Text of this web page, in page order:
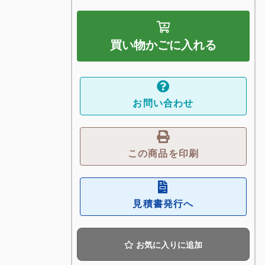
買い物かごに入れる
お問い合わせ
この商品を印刷
見積書発行へ
お気に入りに追加